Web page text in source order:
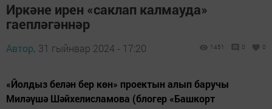
Иркәне ирен «саклап калмауда»
гаепләгәннәр
Автор, 31 гыйнвар 2024 - 17:20 1451 0 0
«Йолдыз белән бер көн» проектын алып баручы
Миләүшә Шәйхелисламова (блогер «Башкорт